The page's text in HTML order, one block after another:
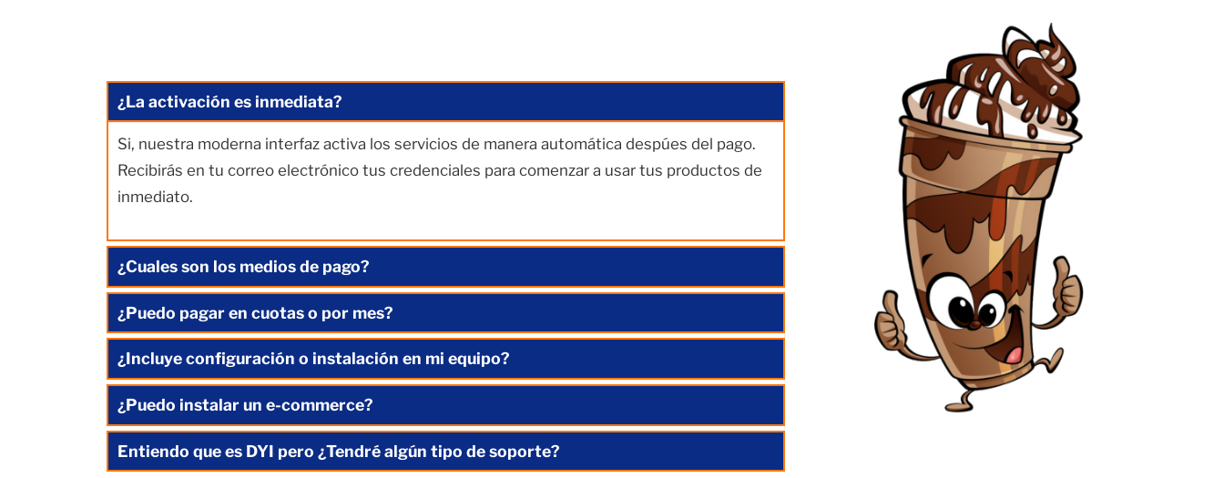
¿La activación es inmediata?
Si, nuestra moderna interfaz activa los servicios de manera automática despúes del pago.
Recibirás en tu correo electrónico tus credenciales para comenzar a usar tus productos de
inmediato.
¿Cuales son los medios de pago?
¿Puedo pagar en cuotas o por mes?
¿Incluye configuración o instalación en mi equipo?
¿Puedo instalar un e-commerce?
Entiendo que es DYI pero ¿Tendré algún tipo de soporte?